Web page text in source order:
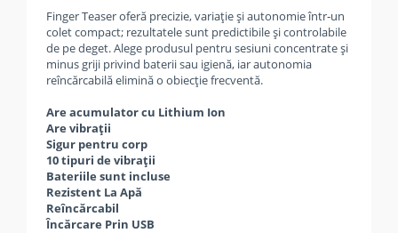
Finger Teaser oferă precizie, variație și autonomie într‑un
colet compact; rezultatele sunt predictibile și controlabile
de pe deget. Alege produsul pentru sesiuni concentrate și
minus griji privind baterii sau igienă, iar autonomia
reîncărcabilă elimină o obiecție frecventă.
Are acumulator cu Lithium Ion
Are vibrații
Sigur pentru corp
10 tipuri de vibrații
Bateriile sunt incluse
Rezistent La Apă
Reîncărcabil
Încărcare Prin USB